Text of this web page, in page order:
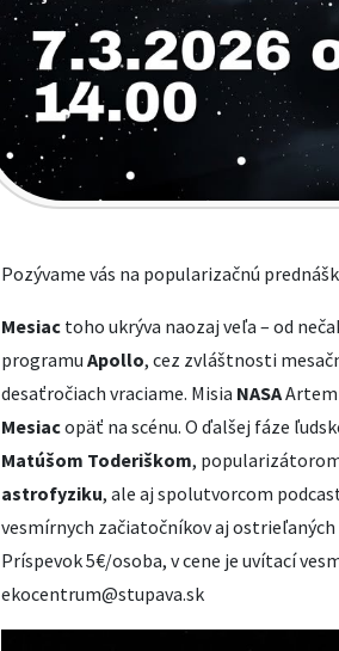
Pozývame vás na popularizačnú
Mesiac toho ukrýva naozaj veľa – od
programu Apollo, cez zvláštnosti
desaťročiach vraciame. Misia NASA
Mesiacopäť na scénu. O ďalšej fáze
Matúšom Toderiškom,
astrofyziku, ale aj spolutvorcom
vesmírnych začiatočníkov aj ostrieľaných
Príspevok 5€/osoba, v cene je uvítací
ekocentrum@stupava.sk